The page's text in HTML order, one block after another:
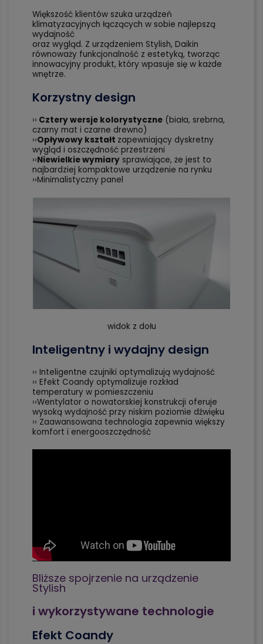
Większość klientów szuka urządzeń
klimatyzacyjnych łączących w sobie najlepszą
wydajność
oraz wygląd. Z urządzeniem Stylish, Daikin
równoważy funkcjonalność z estetyką, tworząc
innowacyjny produkt, który wpasuje się w każde
wnętrze.
Korzystny design
›› Cztery wersje kolorystyczne (biała, srebrna,
czarny mat i czarne drewno)
››Opływowy kształt zapewniający dyskretny
wygląd i oszczędność przestrzeni
››Niewielkie wymiary sprawiające, że jest to
najbardziej kompaktowe urządzenie na rynku
››Minimalistyczny panel
widok z dołu
Inteligentny i wydajny design
›› Inteligentne czujniki optymalizują wydajność
›› Efekt Coandy optymalizuje rozkład
temperatury w pomieszczeniu
››Wentylator o nowatorskiej konstrukcji oferuje
wysoką wydajność przy niskim poziomie dźwięku
›› Zaawansowana technologia zapewnia większy
komfort i energooszczędność
Bliższe spojrzenie na urządzenie
Stylish
i wykorzystywane technologie
Efekt Coandy